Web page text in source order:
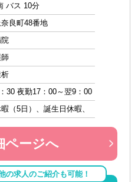
バス 10分
良町48番地
30 夜勤17：00～翌9：00
（5日）、誕生日休暇、
ページへ
の求人のご紹介も可能！